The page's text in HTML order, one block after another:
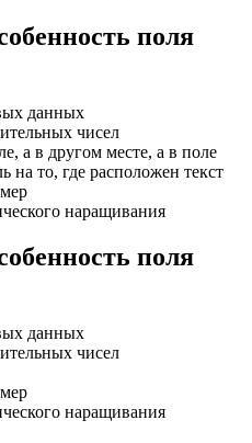
поля
данных
чисел
а в другом месте, а в поле
на то, где расположен текст
наращивания
поля
данных
чисел
наращивания